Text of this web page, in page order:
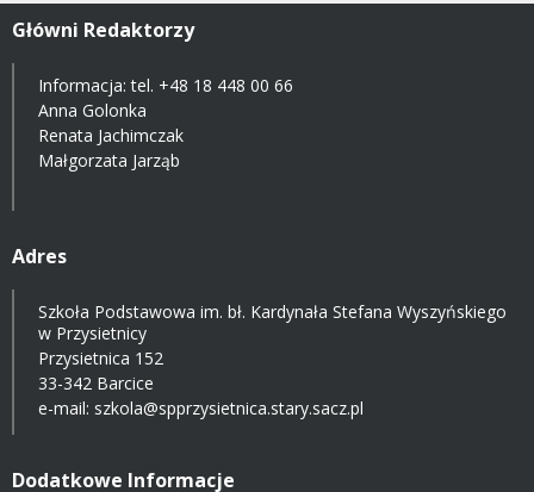
Główni Redaktorzy
Informacja: tel. +48 18 448 00 66
Anna Golonka
Renata Jachimczak
Małgorzata Jarząb
Adres
Szkoła Podstawowa im. bł. Kardynała Stefana Wyszyńskiego
w Przysietnicy
Przysietnica 152
33-342 Barcice
e-mail: szkola@spprzysietnica.stary.sacz.pl
Dodatkowe Informacje